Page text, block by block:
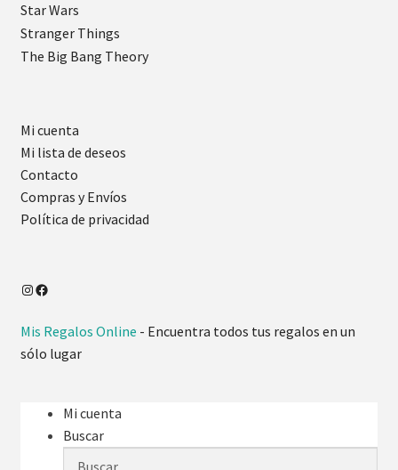
Star Wars
Stranger Things
The Big Bang Theory
Mi cuenta
Mi lista de deseos
Contacto
Compras y Envíos
Política de privacidad
Instagram
Facebook
Mis Regalos Online - Encuentra todos tus regalos en un
sólo lugar
Mi cuenta
Buscar